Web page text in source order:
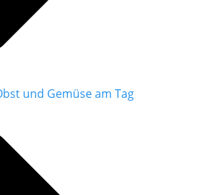
und Gemüse am Tag